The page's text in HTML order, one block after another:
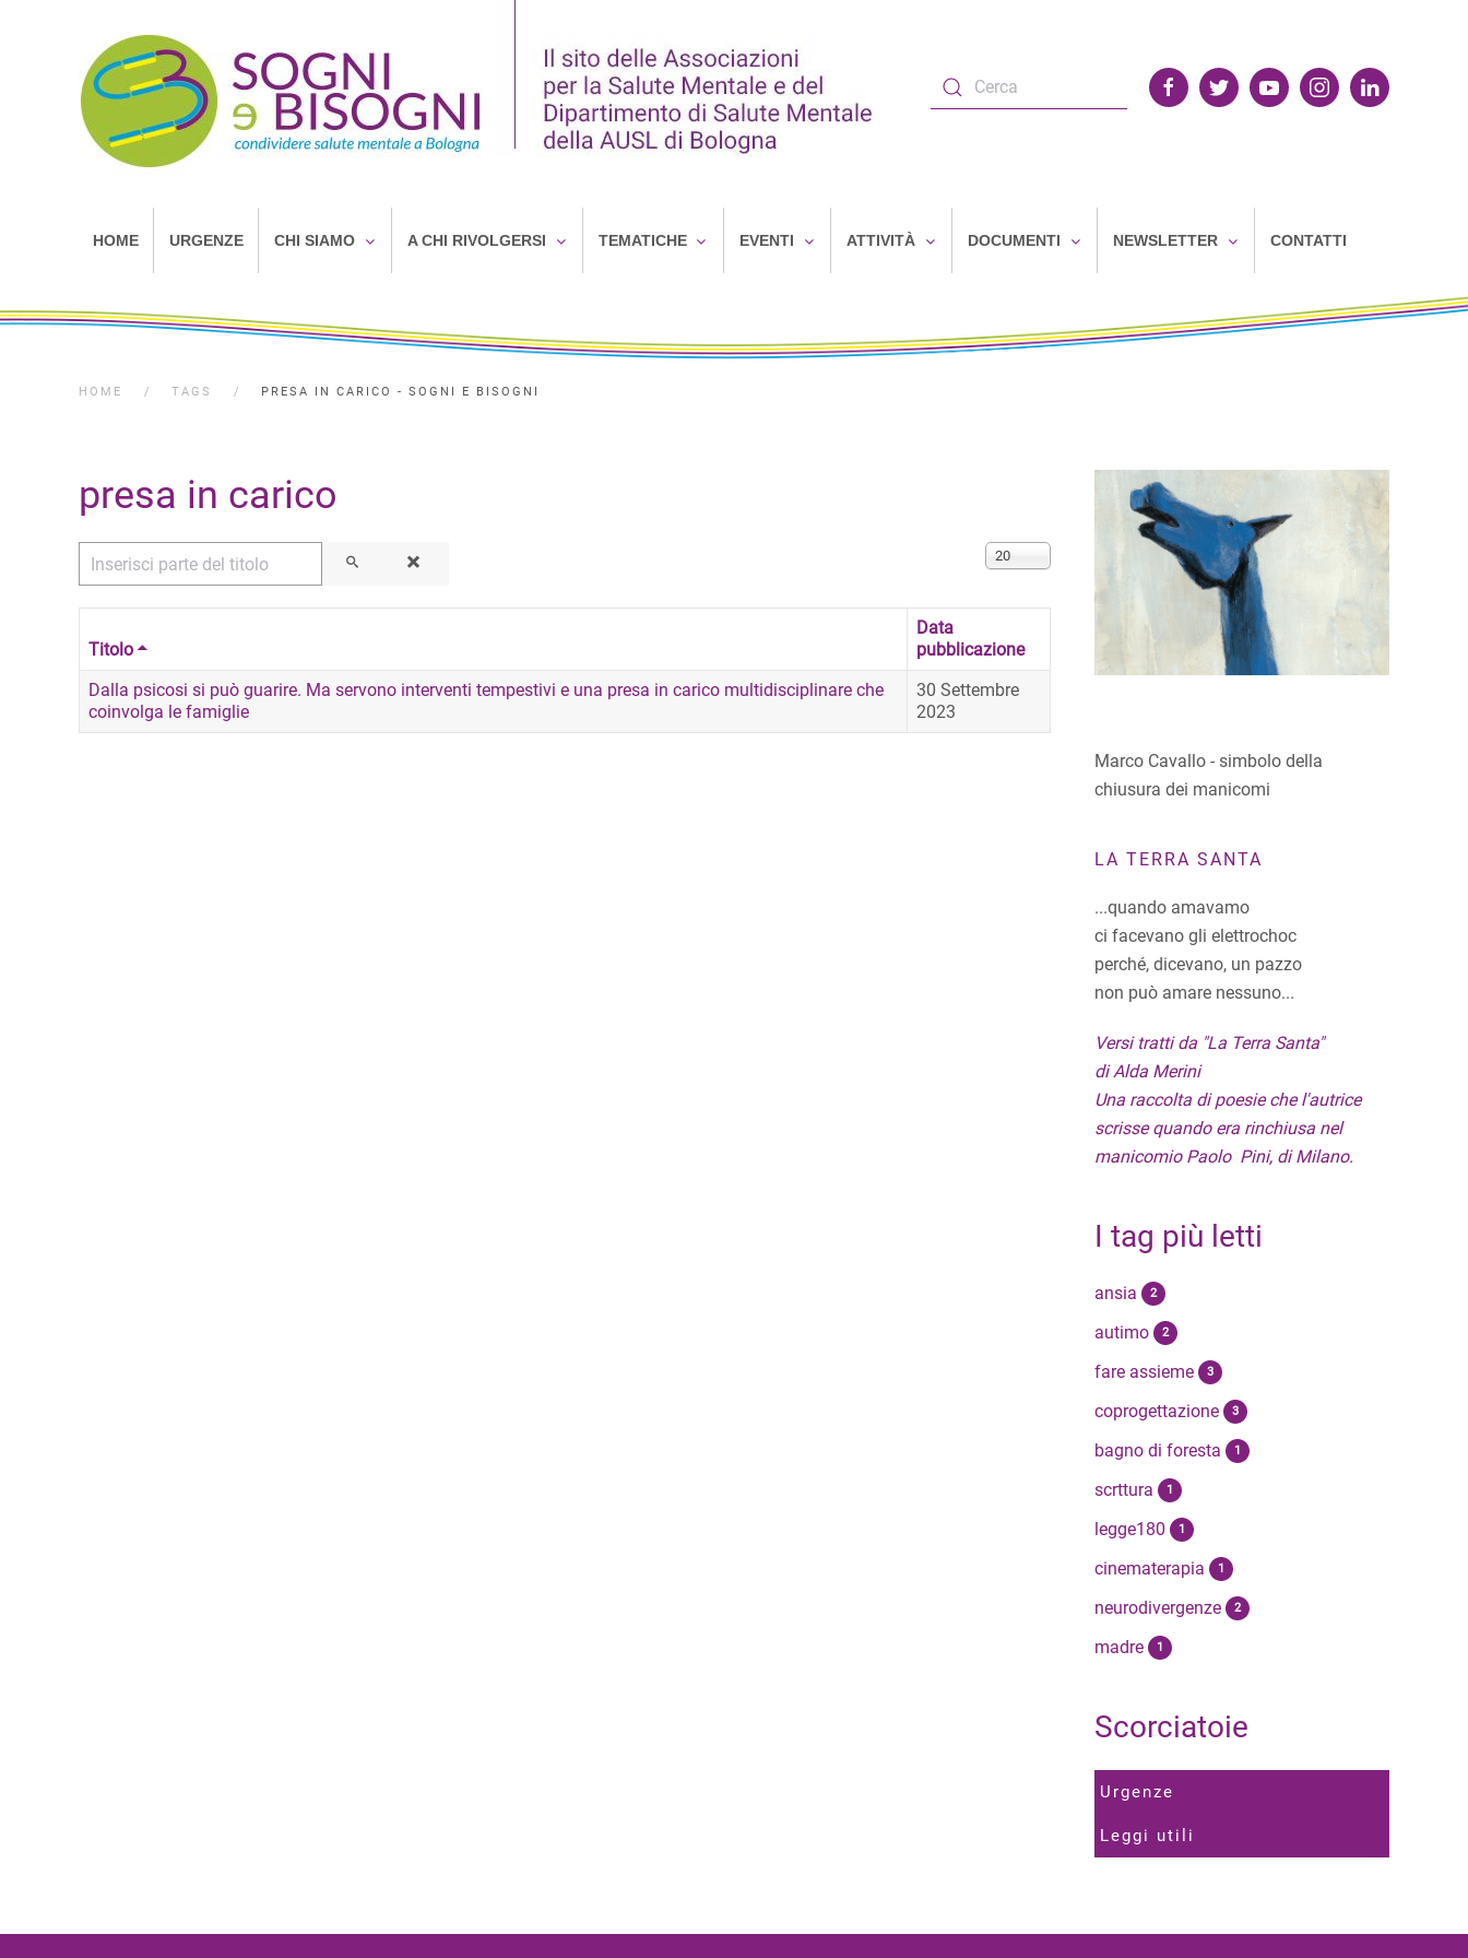
HOME URGENZE CHI SIAMO A CHI RIVOLGERSI TEMATICHE EVENTI ATTIVITÀ DOCUMENTI NEWSLETTER CONTATTI
HOME TAGS PRESA IN CARICO - SOGNI E BISOGNI
presa in carico
Inserisci parte del titolo Visualizza n.
20
Titolo
Data
pubblicazione
Dalla psicosi si può guarire. Ma servono interventi tempestivi e una presa in carico multidisciplinare che
coinvolga le famiglie
30 Settembre
2023
Marco Cavallo - simbolo della
chiusura dei manicomi
LA TERRA SANTA
...quando amavamo
ci facevano gli elettrochoc
perché, dicevano, un pazzo
non può amare nessuno...
Versi tratti da "La Terra Santa"
di Alda Merini
Una raccolta di poesie che l'autrice
scrisse quando era rinchiusa nel
manicomio Paolo Pini, di Milano.
I tag più letti
ansia 2
autimo 2
fare assieme 3
coprogettazione 3
bagno di foresta 1
scrttura 1
legge180 1
cinematerapia 1
neurodivergenze 2
madre 1
Scorciatoie
Urgenze
Leggi utili